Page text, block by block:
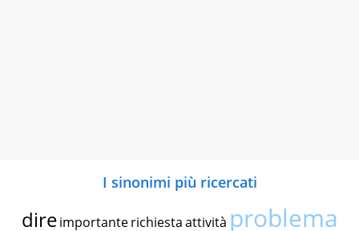
I sinonimi più ricercati
dire importante richiestaattività problema